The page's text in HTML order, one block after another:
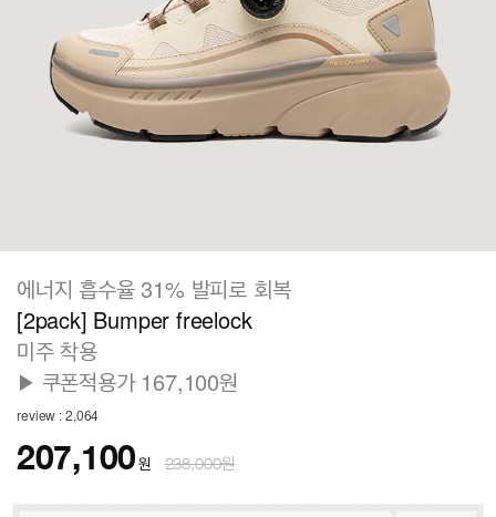
에너지 흡수율 31% 발피로 회복
[2pack] Bumper freelock
미주 착용
▶ 쿠폰적용가 167,100원
review : 2,064
207,100원 238,000원